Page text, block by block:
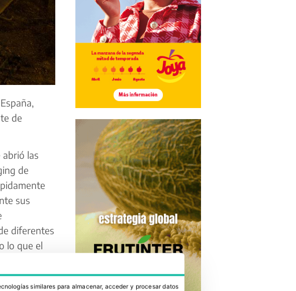
de
abrió las
de
sus
diferentes
lo que el
similares para almacenar, acceder y procesar datos